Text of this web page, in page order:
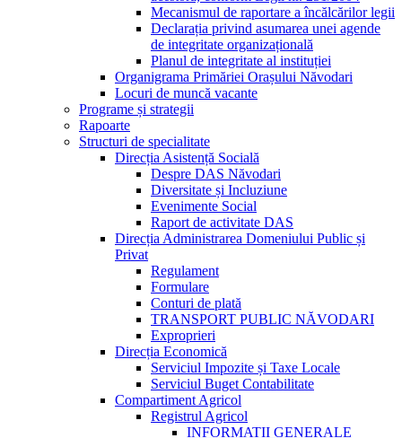
Mecanismul de raportare a încălcărilor legii
Declarația privind asumarea unei agende
de integritate organizațională
Planul de integritate al instituției
Organigrama Primăriei Orașului Năvodari
Locuri de muncă vacante
Programe și strategii
Rapoarte
Structuri de specialitate
Direcția Asistență Socială
Despre DAS Năvodari
Diversitate și Incluziune
Evenimente Social
Raport de activitate DAS
Direcția Administrarea Domeniului Public și
Privat
Regulament
Formulare
Conturi de plată
TRANSPORT PUBLIC NĂVODARI
Exproprieri
Direcția Economică
Serviciul Impozite și Taxe Locale
Serviciul Buget Contabilitate
Compartiment Agricol
Registrul Agricol
INFORMATII GENERALE